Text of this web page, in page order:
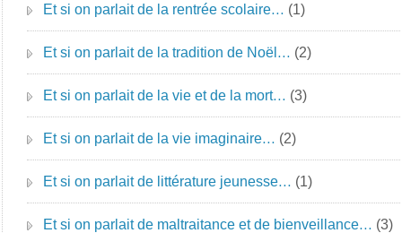
Et si on parlait de la rentrée scolaire… (1)
Et si on parlait de la tradition de Noël… (2)
Et si on parlait de la vie et de la mort… (3)
Et si on parlait de la vie imaginaire… (2)
Et si on parlait de littérature jeunesse… (1)
Et si on parlait de maltraitance et de bienveillance… (3)